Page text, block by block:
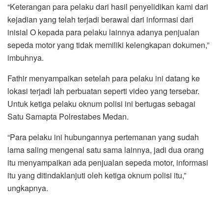
“Keterangan para pelaku dari hasil penyelidikan kami dari
kejadian yang telah terjadi berawal dari informasi dari
inisial O kepada para pelaku lainnya adanya penjualan
sepeda motor yang tidak memiliki kelengkapan dokumen,”
imbuhnya.
Fathir menyampaikan setelah para pelaku ini datang ke
lokasi terjadi lah perbuatan seperti video yang tersebar.
Untuk ketiga pelaku oknum polisi ini bertugas sebagai
Satu Samapta Polrestabes Medan.
“Para pelaku ini hubungannya pertemanan yang sudah
lama saling mengenal satu sama lainnya, jadi dua orang
itu menyampaikan ada penjualan sepeda motor, informasi
itu yang ditindaklanjuti oleh ketiga oknum polisi itu,”
ungkapnya.